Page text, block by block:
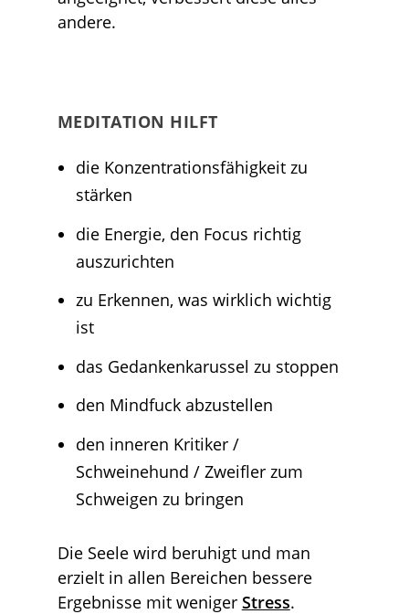
andere.
MEDITATION HILFT
die Konzentrationsfähigkeit zu
stärken
die Energie, den Focus richtig
auszurichten
zu Erkennen, was wirklich wichtig
ist
das Gedankenkarussel zu stoppen
den Mindfuck abzustellen
den inneren Kritiker /
Schweinehund / Zweifler zum
Schweigen zu bringen
Die Seele wird beruhigt und man
erzielt in allen Bereichen bessere
Ergebnisse mit weniger Stress.